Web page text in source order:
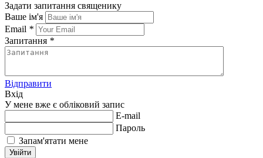
Задати запитання священику
Ваше ім'я
Email *
Запитання *
Відправити
Вхід
У мене вже є обліковий запис
E-mail
Пароль
Запам'ятати мене
Увійти